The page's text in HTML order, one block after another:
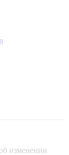
изменении